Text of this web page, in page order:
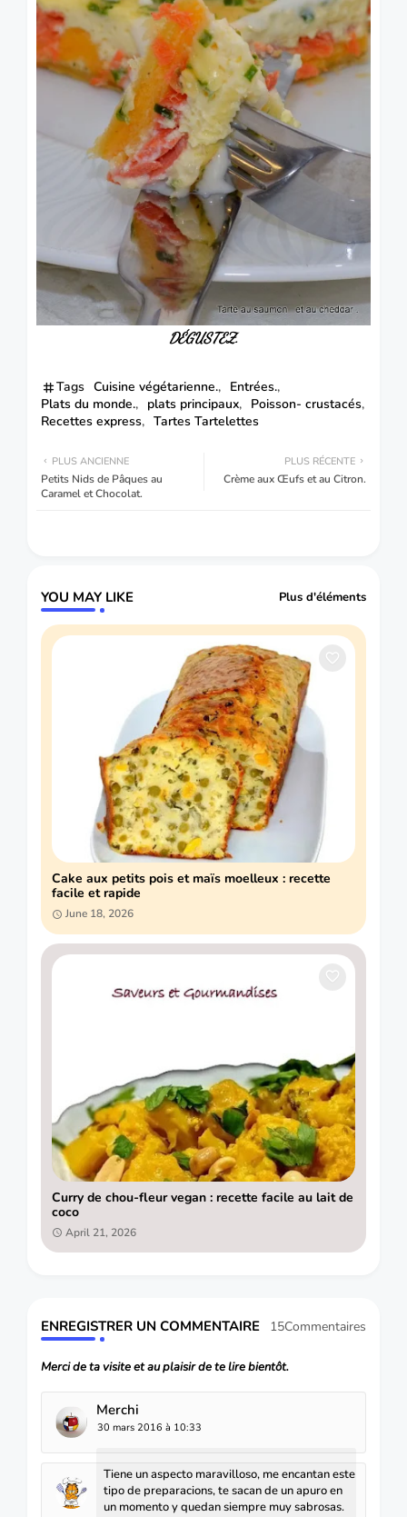
DÉGUSTEZ.
Tags Cuisine végétarienne.
Entrées.
Plats du monde.
plats principaux
Poisson- crustacés
Recettes express
Tartes Tartelettes
PLUS RÉCENTE
Crème aux Œufs et au Citron.
PLUS ANCIENNE
Petits Nids de Pâques au
Caramel et Chocolat.
YOU MAY LIKE Plus d'éléments
Cake aux petits pois et maïs moelleux : recette
facile et rapide
June 18, 2026
Curry de chou-fleur vegan : recette facile au lait de
coco
April 21, 2026
ENREGISTRER UN COMMENTAIRE 15Commentaires
Merci de ta visite et au plaisir de te lire bientôt.
Merchi
30 mars 2016 à 10:33
Tiene un aspecto maravilloso, me encantan este
tipo de preparacions, te sacan de un apuro en
un momento y quedan siempre muy sabrosas.